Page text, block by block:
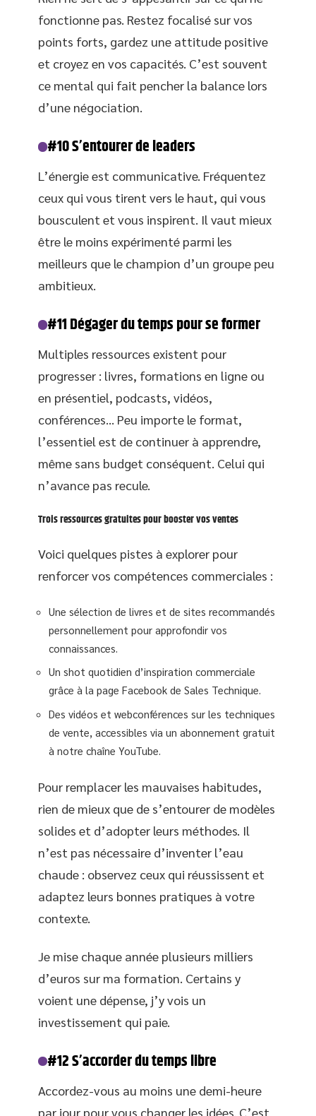
fonctionne pas. Restez focalisé sur vos
points forts, gardez une attitude positive
et croyez en vos capacités. C’est souvent
ce mental qui fait pencher la balance lors
d’une négociation.
#10 S’entourer de leaders
L’énergie est communicative. Fréquentez
ceux qui vous tirent vers le haut, qui vous
bousculent et vous inspirent. Il vaut mieux
être le moins expérimenté parmi les
meilleurs que le champion d’un groupe peu
ambitieux.
#11 Dégager du temps pour se former
Multiples ressources existent pour
progresser : livres, formations en ligne ou
en présentiel, podcasts, vidéos,
conférences… Peu importe le format,
l’essentiel est de continuer à apprendre,
même sans budget conséquent. Celui qui
n’avance pas recule.
Trois ressources gratuites pour booster vos ventes
Voici quelques pistes à explorer pour
renforcer vos compétences commerciales :
Une sélection de livres et de sites recommandés
personnellement pour approfondir vos
connaissances.
Un shot quotidien d’inspiration commerciale
grâce à la page Facebook de Sales Technique.
Des vidéos et webconférences sur les techniques
de vente, accessibles via un abonnement gratuit
à notre chaîne YouTube.
Pour remplacer les mauvaises habitudes,
rien de mieux que de s’entourer de modèles
solides et d’adopter leurs méthodes. Il
n’est pas nécessaire d’inventer l’eau
chaude : observez ceux qui réussissent et
adaptez leurs bonnes pratiques à votre
contexte.
Je mise chaque année plusieurs milliers
d’euros sur ma formation. Certains y
voient une dépense, j’y vois un
investissement qui paie.
#12 S’accorder du temps libre
Accordez-vous au moins une demi-heure
par jour pour vous changer les idées. C’est